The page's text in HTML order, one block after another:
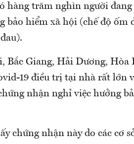
hàng trăm nghìn người
bảo hiểm xã hội (chế độ ốm
Bắc Giang, Hải Dương, Hòa
19 điều trị tại nhà rất lớn
nhận nghỉ việc hưởng
chứng nhận này do các cơ